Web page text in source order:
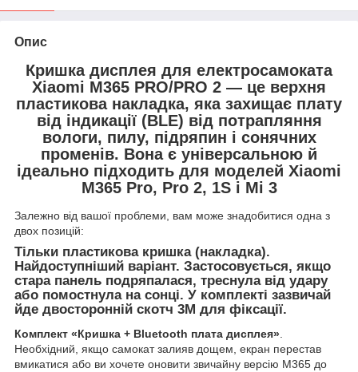
Опис
Кришка дисплея для електросамоката
Xiaomi M365 PRO/PRO 2 — це верхня
пластикова накладка, яка захищає плату
від індикації (BLE) від потрапляння
вологи, пилу, підряпин і сонячних
променів. Вона є універсальною й
ідеально підходить для моделей Xiaomi
M365 Pro, Pro 2, 1S і Mi 3
Залежно від вашої проблеми, вам може знадобитися одна з
двох позицій:
Тільки пластикова кришка (накладка).
Найдоступніший варіант. Застосовується, якщо
стара панель подряпалася, треснула від удару
або помостнула на сонці. У комплекті зазвичай
йде двосторонній скотч 3M для фіксації.
Комплект «Кришка + Bluetooth плата дисплея».
Необхідний, якщо самокат залияв дощем, екран перестав
вмикатися або ви хочете оновити звичайну версію M365 до